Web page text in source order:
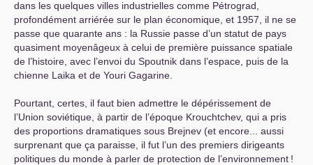
dans les quelques villes industrielles comme Pétrograd,
profondément arriérée sur le plan économique, et 1957, il ne se
passe que quarante ans : la Russie passe d’un statut de pays
quasiment moyenâgeux à celui de première puissance spatiale
de l’histoire, avec l’envoi du Spoutnik dans l’espace, puis de la
chienne Laika et de Youri Gagarine.
Pourtant, certes, il faut bien admettre le dépérissement de
l’Union soviétique, à partir de l’époque Krouchtchev, qui a pris
des proportions dramatiques sous Brejnev (et encore... aussi
surprenant que ça paraisse, il fut l’un des premiers dirigeants
politiques du monde à parler de protection de l’environnement !